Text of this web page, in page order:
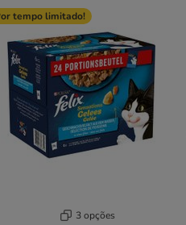
product items have been changed
tempo limitado!
3 opções